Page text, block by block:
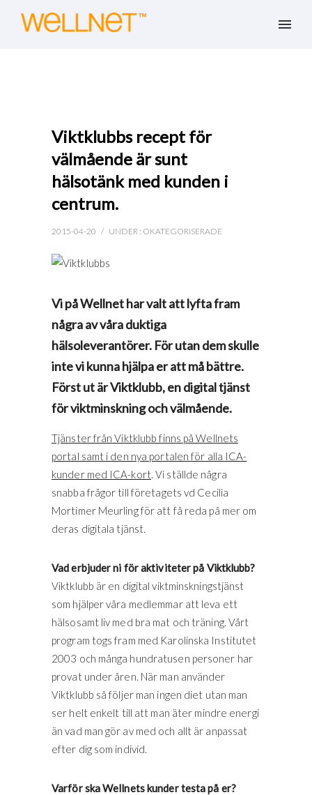
Viktklubbs recept för
välmående är sunt
hälsotänk med kunden i
centrum.
2015-04-20 / UNDER : OKATEGORISERADE
Vi på Wellnet har valt att lyfta fram
några av våra duktiga
hälsoleverantörer. För utan dem skulle
inte vi kunna hjälpa er att må bättre.
Först ut är Viktklubb, en digital tjänst
för viktminskning och välmående.
Tjänster från Viktklubb finns på Wellnets
portal samt i den nya portalen för alla ICA-
kunder med ICA-kort. Vi ställde några
snabba frågor till företagets vd Cecilia
Mortimer Meurling för att få reda på mer om
deras digitala tjänst.
Vad erbjuder ni för aktiviteter på Viktklubb?
Viktklubb är en digital viktminskningstjänst
som hjälper våra medlemmar att leva ett
hälsosamt liv med bra mat och träning. Vårt
program togs fram med Karolinska Institutet
2003 och många hundratusen personer har
provat under åren. När man använder
Viktklubb så följer man ingen diet utan man
ser helt enkelt till att man äter mindre energi
än vad man gör av med och allt är anpassat
efter dig som individ.
Varför ska Wellnets kunder testa på er?